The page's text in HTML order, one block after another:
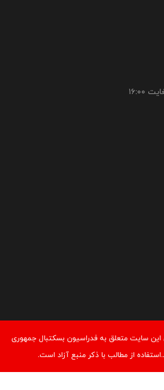
سايت متعلق به فدراسیون بسکتبال جمهوری
از مطالب با ذكر منبع آزاد است.